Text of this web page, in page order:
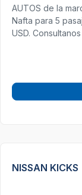
AUTOS de la
Nafta para 5
USD.
NISSAN KICKS